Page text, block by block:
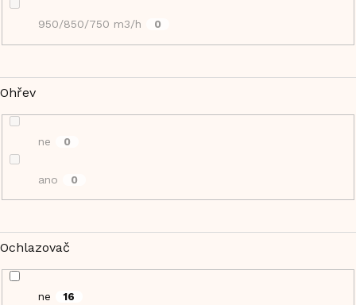
950/850/750 m3/h 0
Ohřev
ne 0
ano 0
Ochlazovač
ne 16